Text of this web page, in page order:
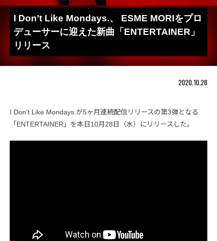
I Don’t Like Mondays.、 ESME MORIをプロ
デューサーに迎えた新曲「ENTERTAINER」
リリース
2020.10.28
I Don’t Like Mondays.が5ヶ月連続配信リリースの第3弾となる
「ENTERTAINER」を本日10月28日（水）にリリースした。